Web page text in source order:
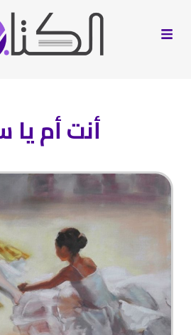
أنت أم يا